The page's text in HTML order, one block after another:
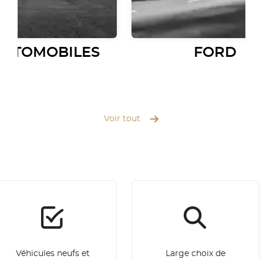
FORD
Voir tout
Véhicules neufs et
Large choix de